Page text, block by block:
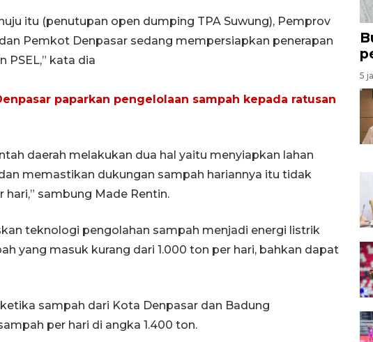
itu (penutupan open dumping TPA Suwung), Pemprov
Pemkot Denpasar sedang mempersiapkan penerapan
PSEL,” kata dia
paparkan pengelolaan sampah kepada ratusan
daerah melakukan dua hal yaitu menyiapkan lahan
memastikan dukungan sampah hariannya itu tidak
hari,” sambung Made Rentin.
teknologi pengolahan sampah menjadi energi listrik
yang masuk kurang dari 1.000 ton per hari, bahkan dapat
sampah dari Kota Denpasar dan Badung
per hari di angka 1.400 ton.
5